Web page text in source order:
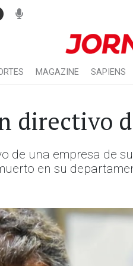
MAGAZINE SAPIENS
directivo
de una empresa de
en su